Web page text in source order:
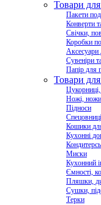
Товари для
Пакети
Конверти
Свічки,
Коробки
Аксесуари
Сувеніри
Папір для
Товари для
Цукорниці,
Ножі,
Підноси
Спецовниці
Кошики
Кухонні
Миски
Кухонний
Ємності,
Пляшки,
Сушки,
Терки